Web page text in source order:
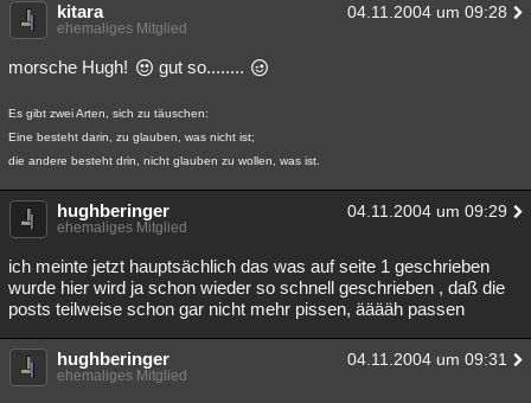
kitara 04.11.2004 um 09:28
ehemaliges Mitglied
morsche Hugh! gut so........
Es gibt zwei Arten, sich zu täuschen:
Eine besteht darin, zu glauben, was nicht ist;
die andere besteht drin, nicht glauben zu wollen, was ist.
hughberinger 04.11.2004 um 09:29
ehemaliges Mitglied
ich meinte jetzt hauptsächlich das was auf seite 1 geschrieben
wurde hier wird ja schon wieder so schnell geschrieben , daß die
posts teilweise schon gar nicht mehr pissen, ääääh passen
hughberinger 04.11.2004 um 09:31
ehemaliges Mitglied